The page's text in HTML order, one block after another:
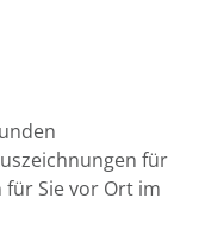
für
für Sie vor Ort im